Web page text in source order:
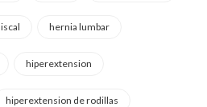
hernia lumbar
hiperextension
hiperextension de rodillas